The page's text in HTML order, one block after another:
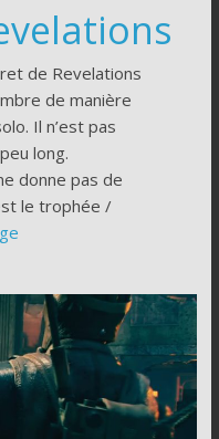
de Revelations
de manière
Il n’est pas
long.
donne pas de
le trophée /